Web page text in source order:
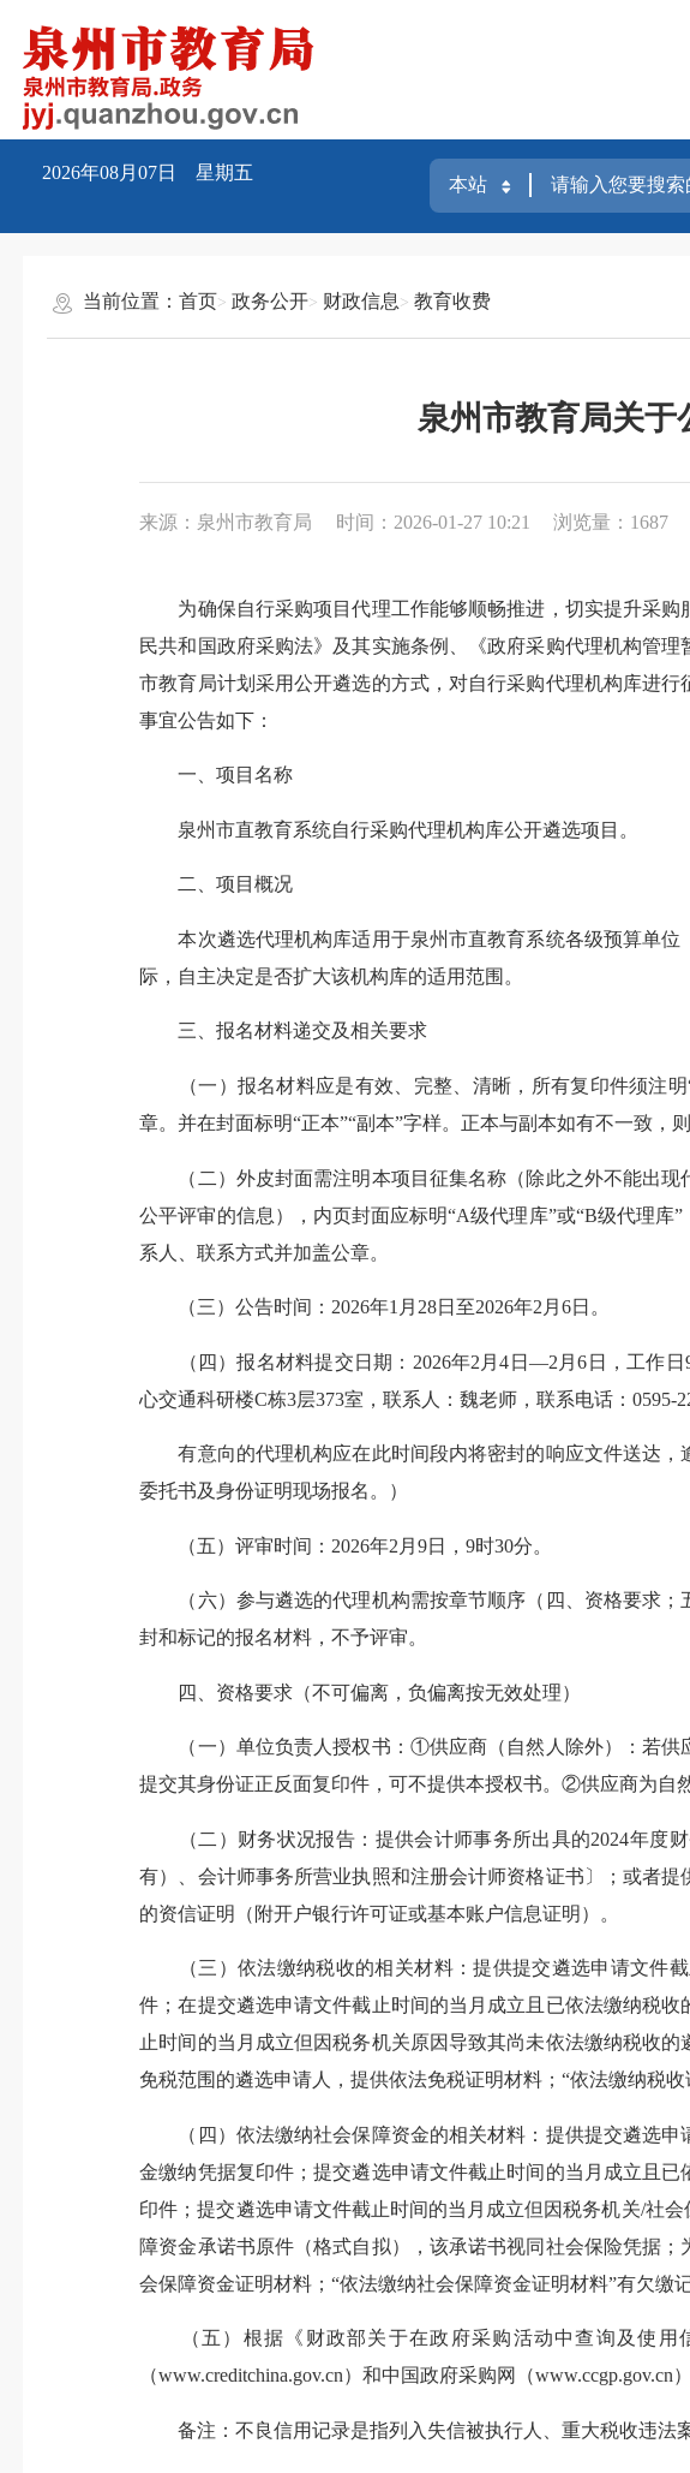
2026年08月07日 星期五
当前位置：首页 政务公开 财政信息 教育收费
泉州市教育局关于
来源：泉州市教育局 时间：2026-01-27 10:21 浏览量： 1687
为确保自行采购项目代理工作能够顺畅推进，切实提升采购
民共和国政府采购法》及其实施条例、《政府采购代理机构管
市教育局计划采用公开遴选的方式，对自行采购代理机构库进
事宜公告如下：
一、项目名称
泉州市直教育系统自行采购代理机构库公开遴选项目。
二、项目概况
本次遴选代理机构库适用于泉州市直教育系统各级预算单位
际，自主决定是否扩大该机构库的适用范围。
三、报名材料递交及相关要求
（一）报名材料应是有效、完整、清晰，所有复印件须注明
章。并在封面标明“正本”“副本”字样。正本与副本如有不一致，
（二）外皮封面需注明本项目征集名称（除此之外不能出现
公平评审的信息），内页封面应标明“A级代理库”或“B级代理
系人、联系方式并加盖公章。
（三）公告时间：2026年1月28日至2026年2月6日。
（四）报名材料提交日期：2026年2月4日—2月6日，工作日
心交通科研楼C栋3层373室，联系人：魏老师，联系电话：0595-
有意向的代理机构应在此时间段内将密封的响应文件送达，
委托书及身份证明现场报名。）
（五）评审时间：2026年2月9日，9时30分。
（六）参与遴选的代理机构需按章节顺序（四、资格要求；
封和标记的报名材料，不予评审。
四、资格要求（不可偏离，负偏离按无效处理）
（一）单位负责人授权书：①供应商（自然人除外）：若供
提交其身份证正反面复印件，可不提供本授权书。②供应商为自
（二）财务状况报告：提供会计师事务所出具的2024年度财
有）、会计师事务所营业执照和注册会计师资格证书〕；或者
的资信证明（附开户银行许可证或基本账户信息证明）。
（三）依法缴纳税收的相关材料：提供提交遴选申请文件截
件；在提交遴选申请文件截止时间的当月成立且已依法缴纳税
止时间的当月成立但因税务机关原因导致其尚未依法缴纳税收
免税范围的遴选申请人，提供依法免税证明材料；“依法缴纳税
（四）依法缴纳社会保障资金的相关材料：提供提交遴选申
金缴纳凭据复印件；提交遴选申请文件截止时间的当月成立且
印件；提交遴选申请文件截止时间的当月成立但因税务机关/社
障资金承诺书原件（格式自拟），该承诺书视同社会保险凭据
会保障资金证明材料；“依法缴纳社会保障资金证明材料”有欠缴
（五）根据《财政部关于在政府采购活动中查询及使用
（www.creditchina.gov.cn）和中国政府采购网（
备注：不良信用记录是指列入失信被执行人、重大税收违法